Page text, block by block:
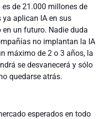
de 21.000 millones de
ya aplican IA en sus
en un futuro. Nadie duda
no implantan la IA
máximo de 2 o 3 años, la
se desvanecerá y sólo
quedarse atrás.
esperados en todo